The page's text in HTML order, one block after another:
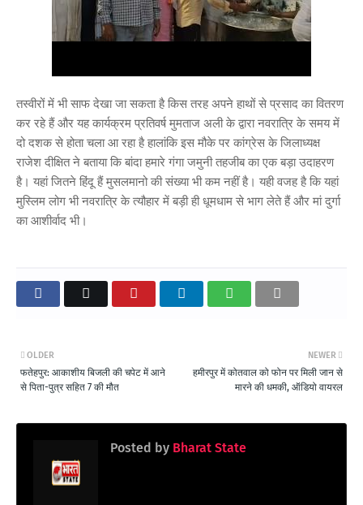
तस्वीरों में भी साफ देखा जा सकता है किस तरह अपने हाथों से प्रसाद का वितरण
कर रहे हैं और यह कार्यक्रम प्रतिवर्ष मुमताज अली के द्वारा नवरात्रि के समय में
दो दशक से होता चला आ रहा है हालांकि इस मौके पर कांग्रेस के जिलाध्यक्ष
राजेश दीक्षित ने बताया कि बांदा हमारे गंगा जमुनी तहजीब का एक बड़ा उदाहरण
है। यहां जितने हिंदू हैं मुसलमानो की संख्या भी कम नहीं है। यही वजह है कि यहां
मुस्लिम लोग भी नवरात्रि के त्यौहार में बड़ी ही धूमधाम से भाग लेते हैं और मां दुर्गा
का आशीर्वाद भी।
NEWER
हमीरपुर में कोतवाल को फोन पर मिली जान से
मारने की धमकी, ऑडियो वायरल
OLDER
फतेहपुर: आकाशीय बिजली की चपेट में आने
से पिता-पुत्र सहित 7 की मौत
Posted by Bharat State